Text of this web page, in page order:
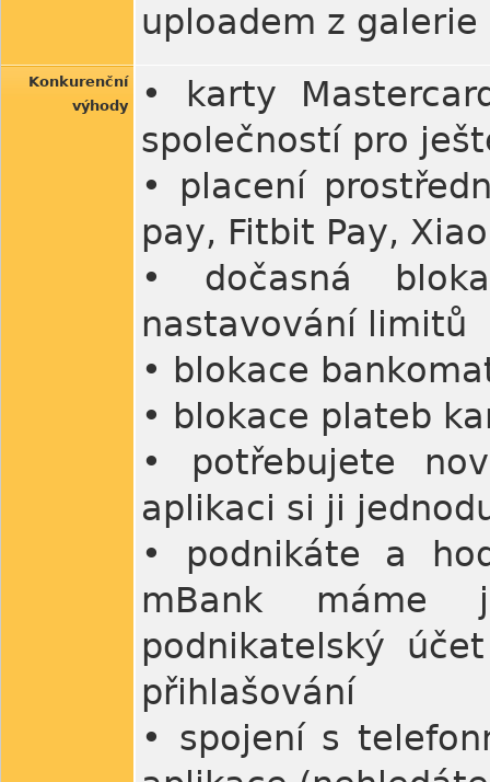
uploadem z galerie
Konkurenční
výhody
• karty
společností pro
• placení
pay, Fitbit Pay,
• dočasná
nastavování limitů
• blokace
• blokace plateb
• potřebujete
aplikaci si ji
• podnikáte a
mBank máme
podnikatelský
přihlašování
• spojení s